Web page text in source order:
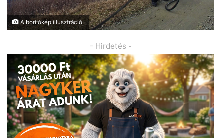
A borítókép illusztráció.
- Hirdetés -